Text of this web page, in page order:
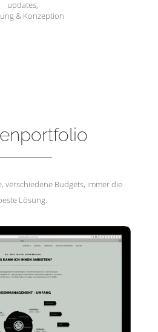
updates,
& Konzeption
verschiedene Budgets, immer die
Lösung.